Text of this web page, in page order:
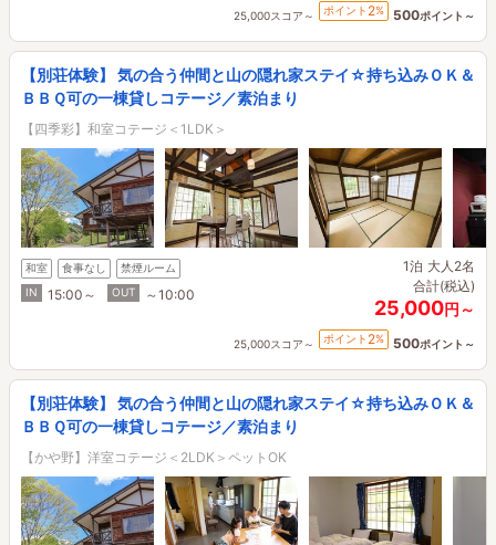
25,000スコア～ ポイント 2% 500ポイント～
【別荘体験】 気の合う仲間と山の隠れ家ステイ☆持ち込みＯＫ＆
ＢＢＱ可の一棟貸しコテージ／素泊まり
【四季彩】和室コテージ＜1LDK＞
和室 食事なし
禁煙ルーム
IN
15:00～ OUT ～10:00
1泊 大人2名
合計(税込)
25,000円～
25,000スコア～ ポイント 2% 500ポイント～
【別荘体験】 気の合う仲間と山の隠れ家ステイ☆持ち込みＯＫ＆
ＢＢＱ可の一棟貸しコテージ／素泊まり
【かや野】洋室コテージ＜2LDK＞ペットOK